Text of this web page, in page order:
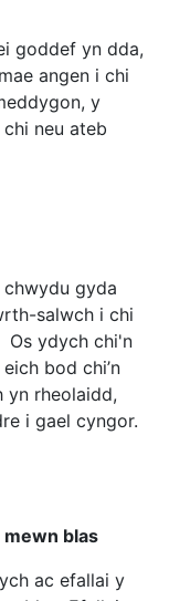
goddef yn dda,
angen i chi
y
neu ateb
gyda
salwch i chi
Os ydych chi'n
bod chi’n
rheolaidd,
i gael cyngor.
blas
ac efallai y